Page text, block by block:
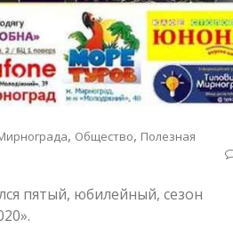
, Общество, Полезная
пятый, юбилейный, сезон